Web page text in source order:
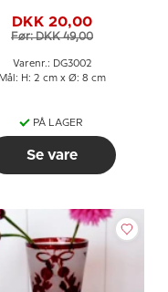
DKK 20,00
Før: DKK 49,00
Varenr.: DG3002
Mål: H: 2 cm x Ø: 8 cm
PÅ LAGER
Se vare